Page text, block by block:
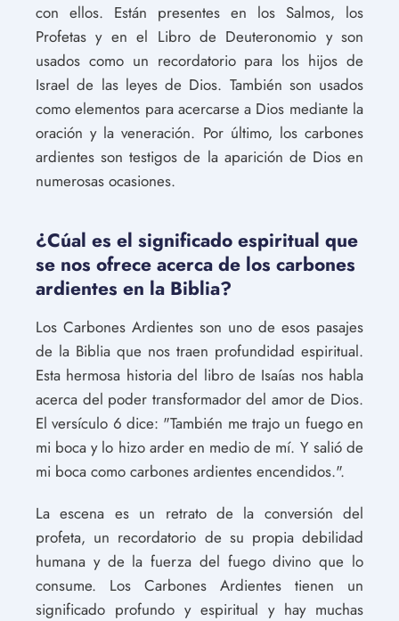
con ellos. Están presentes en los Salmos, los
Profetas y en el Libro de Deuteronomio y son
usados como un recordatorio para los hijos de
Israel de las leyes de Dios. También son usados
como elementos para acercarse a Dios mediante la
oración y la veneración. Por último, los carbones
ardientes son testigos de la aparición de Dios en
numerosas ocasiones.
¿Cúal es el significado espiritual que
se nos ofrece acerca de los carbones
ardientes en la Biblia?
Los Carbones Ardientes son uno de esos pasajes
de la Biblia que nos traen profundidad espiritual.
Esta hermosa historia del libro de Isaías nos habla
acerca del poder transformador del amor de Dios.
El versículo 6 dice: "También me trajo un fuego en
mi boca y lo hizo arder en medio de mí. Y salió de
mi boca como carbones ardientes encendidos.".
La escena es un retrato de la conversión del
profeta, un recordatorio de su propia debilidad
humana y de la fuerza del fuego divino que lo
consume. Los Carbones Ardientes tienen un
significado profundo y espiritual y hay muchas